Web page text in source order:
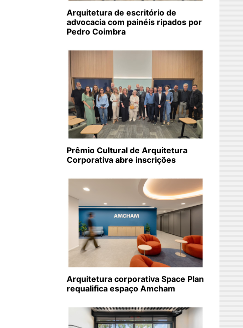
Arquitetura de escritório de
advocacia com painéis ripados por
Pedro Coimbra
Prêmio Cultural de Arquitetura
Corporativa abre inscrições
Arquitetura corporativa Space Plan
requalifica espaço Amcham